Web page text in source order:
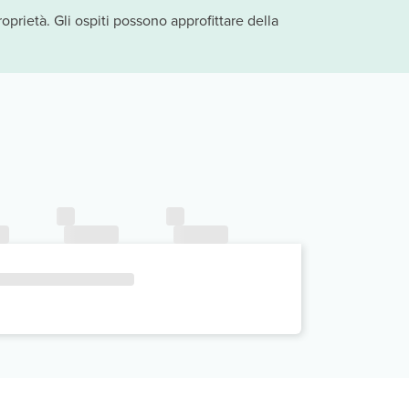
Gli ospiti possono approfittare della